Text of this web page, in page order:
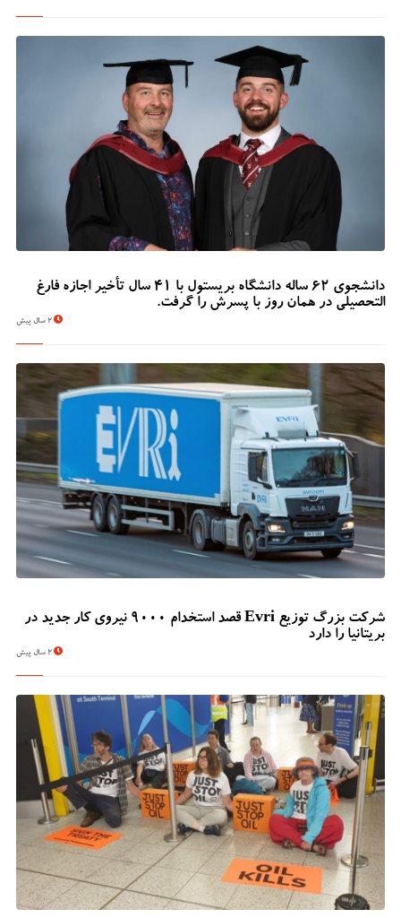
دانشجوی 62 ساله دانشگاه بریستول با 41 سال تأخیر اجازه فارغ
التحصیلی در همان روز با پسرش را گرفت.
2 سال پیش
شرکت بزرگ توزیع Evri قصد استخدام ۹۰۰۰ نیروی کار جدید در
بریتانیا را دارد
2 سال پیش